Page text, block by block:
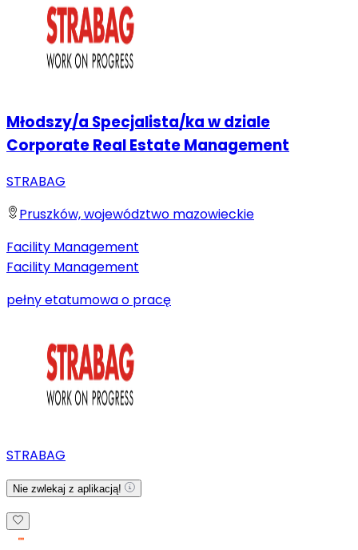
Młodszy/a Specjalista/ka w dziale
Corporate Real Estate Management
STRABAG
Pruszków, województwo mazowieckie
Facility Management
Facility Management
pełny etatumowa o pracę
STRABAG
Nie zwlekaj z aplikacją!